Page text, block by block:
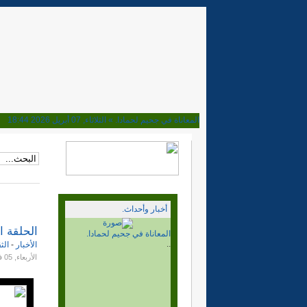
المعاناة في جحيم لحمادا. » الثلاثاء, 07 أبريل 2026 18:44
هل تحولت المخيمات مرتعا للعصابات. »
إلى اين نحن ذاهبون؟ بعد نصف قرن من المسيرة »السبت, 04 أكتوبر 2025 20:38
وأخيرا فهم الحمار، الجزائر والربوني يوافقون على الحكم
ابراهيم غالي وغباوة الوحدة الوطنية »الأحد, 06 أكتوبر 2024 22:32
ديميستورا في المخيمات والقضية تراوح مكانها. »
مهزلة وكذب القيادة الفاسدة »
الاثنين, 13 مايو 2024 18:04
الأربعاء, 10 مايو 2023 23:11
أخبار وأحداث.
ماذا بعد قرار مجلس الامن.
..
الأخبار -
الأربعاء, 05 فبراير 2014 15:12